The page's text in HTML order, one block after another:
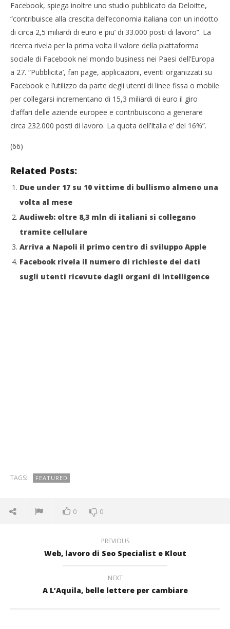
Redazione
Facebook, spiega inoltre uno studio pubblicato da Deloitte,
“contribuisce alla crescita dell’economia italiana con un indotto
di circa 2,5 miliardi di euro e piu’ di 33.000 posti di lavoro”. La
ricerca rivela per la prima volta il valore della piattaforma
sociale di Facebook nel mondo business nei Paesi dell’Europa
a 27. “Pubblicita’, fan page, applicazioni, eventi organizzati su
Facebook e l’utilizzo da parte degli utenti di linee fissa o mobile
per collegarsi incrementano di 15,3 miliardi di euro il giro
d’affari delle aziende europee e contribuiscono a generare
circa 232.000 posti di lavoro. La quota dell’Italia e’ del 16%”.
(66)
Related Posts:
Due under 17 su 10 vittime di bullismo almeno una
volta al mese
Audiweb: oltre 8,3 mln di italiani si collegano
tramite cellulare
Arriva a Napoli il primo centro di sviluppo Apple
Facebook rivela il numero di richieste dei dati
sugli utenti ricevute dagli organi di intelligence
TAGS: FEATURED
0 0
PREVIOUS
Web, lavoro di Seo Specialist e Klout
NEXT
A L’Aquila, belle lettere per cambiare